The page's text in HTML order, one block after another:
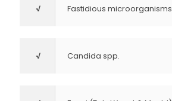
√ Fastidious microorganisms
√ Candida spp.